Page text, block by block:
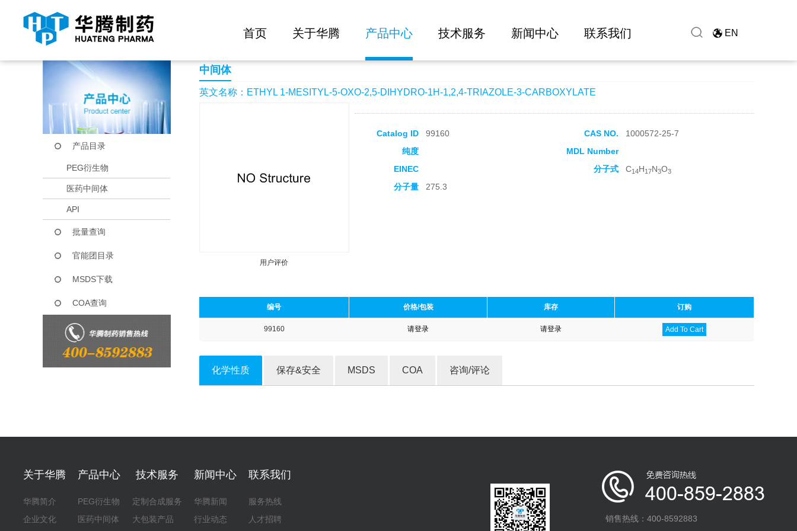
首页 关于华腾 产品中心 技术服务 新闻中心 联系我们 EN
当前位置： 首页 产品中心 ETHYL 1-MESITYL-5-OXO-2,5-DIHYDRO-1H-1,2,4-TRIAZOLE-3-CARBOXYLATE
产品目录
PEG衍生物
医药中间体
API
批量查询
官能团目录
MSDS下载
COA查询
中间体
英文名称：ETHYL 1-MESITYL-5-OXO-2,5-DIHYDRO-1H-1,2,4-TRIAZOLE-3-CARBOXYLATE
用户评价
Catalog ID 99160 CAS NO.
1000572-25-7
纯度
MDL Number
EINEC
分子式 C14H17N3O3
分子量 275.3
编号 价格/包装 库存 订购
99160 请登录 请登录 Add To Cart
化学性质 保存&安全 MSDS COA 咨询/评论
关于华腾
华腾简介
企业文化
产品中心
PEG衍生物
医药中间体
技术服务
定制合成服务
大包装产品
新闻中心
华腾新闻
行业动态
联系我们
服务热线
人才招聘
销售热线：400-8592883